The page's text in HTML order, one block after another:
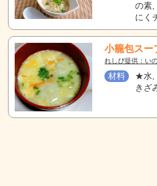
の素,
にく
小籠包スー
れしぴ提供：い
材料
★水,
きざ